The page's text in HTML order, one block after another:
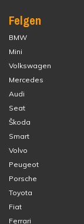
Felgen
BMW
Mini
Volkswagen
Mercedes
Audi
Seat
Škoda
Smart
Volvo
Peugeot
Porsche
Toyota
Fiat
Ferrari